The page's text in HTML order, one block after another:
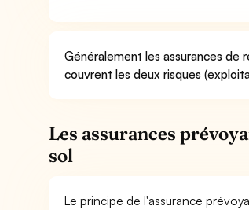
Généralement les assurances de
couvrent les deux risques
Les assurances
sol
Le principe de l'assurance